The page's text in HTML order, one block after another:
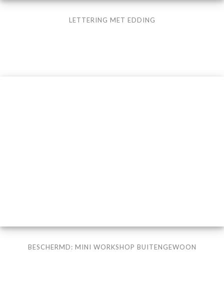
LETTERING MET EDDING
BESCHERMD: MINI WORKSHOP BUITENGEWOON